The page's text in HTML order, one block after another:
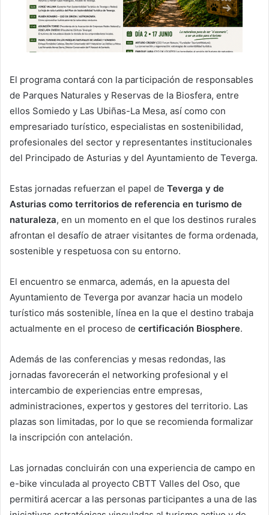
El programa contará con la participación de responsables
de Parques Naturales y Reservas de la Biosfera, entre
ellos Somiedo y Las Ubiñas-La Mesa, así como con
empresariado turístico, especialistas en sostenibilidad,
profesionales del sector y representantes institucionales
del Principado de Asturias y del Ayuntamiento de Teverga.
Estas jornadas refuerzan el papel de Teverga y de
Asturias como territorios de referencia en turismo de
naturaleza, en un momento en el que los destinos rurales
afrontan el desafío de atraer visitantes de forma ordenada,
sostenible y respetuosa con su entorno.
El encuentro se enmarca, además, en la apuesta del
Ayuntamiento de Teverga por avanzar hacia un modelo
turístico más sostenible, línea en la que el destino trabaja
actualmente en el proceso de certificación Biosphere.
Además de las conferencias y mesas redondas, las
jornadas favorecerán el networking profesional y el
intercambio de experiencias entre empresas,
administraciones, expertos y gestores del territorio. Las
plazas son limitadas, por lo que se recomienda formalizar
la inscripción con antelación.
Las jornadas concluirán con una experiencia de campo en
e-bike vinculada al proyecto CBTT Valles del Oso, que
permitirá acercar a las personas participantes a una de las